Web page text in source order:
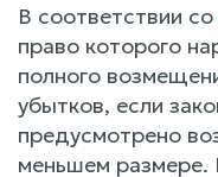
В соответствии со
право которого
полного
убытков, если
предусмотрено
меньшем